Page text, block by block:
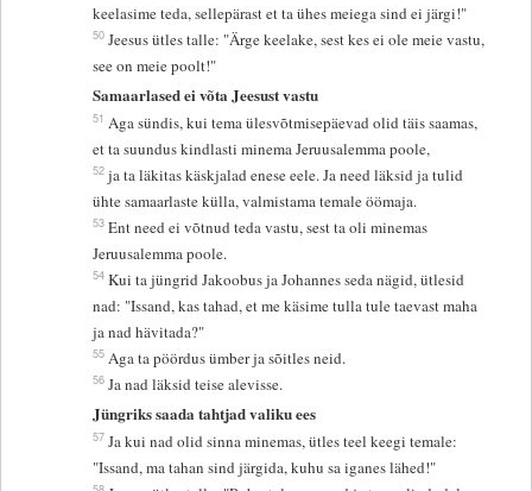
keelasime teda, sellepärast et ta ühes meiega sind ei järgi!"
50 Jeesus ütles talle: "Ärge keelake, sest kes ei ole meie vastu,
see on meie poolt!"
Samaarlased ei võta Jeesust vastu
51 Aga sündis, kui tema ülesvõtmisepäevad olid täis saamas,
et ta suundus kindlasti minema Jeruusalemma poole,
52 ja ta läkitas käskjalad enese eele. Ja need läksid ja tulid
ühte samaarlaste külla, valmistama temale öömaja.
53 Ent need ei võtnud teda vastu, sest ta oli minemas
Jeruusalemma poole.
54 Kui ta jüngrid Jakoobus ja Johannes seda nägid, ütlesid
nad: "Issand, kas tahad, et me käsime tulla tule taevast maha
ja nad hävitada?"
55 Aga ta pöördus ümber ja sõitles neid.
56 Ja nad läksid teise alevisse.
Jüngriks saada tahtjad valiku ees
57 Ja kui nad olid sinna minemas, ütles teel keegi temale:
"Issand, ma tahan sind järgida, kuhu sa iganes lähed!"